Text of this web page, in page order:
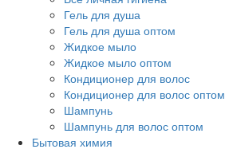
Гель для душа
Гель для душа оптом
Жидкое мыло
Жидкое мыло оптом
Кондиционер для волос
Кондиционер для волос оптом
Шампунь
Шампунь для волос оптом
Бытовая химия